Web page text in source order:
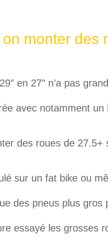
on monter des
en 27″ n’a pas
avec notamment
des roues de 27.5+
sur un fat bike ou
des pneus plus
essayé les grosses